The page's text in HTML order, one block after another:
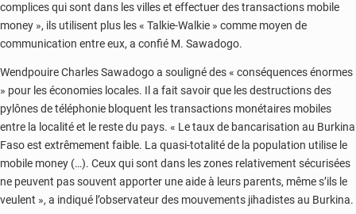
complices qui sont dans les villes et effectuer des transactions mobile
money », ils utilisent plus les « Talkie-Walkie » comme moyen de
communication entre eux, a confié M. Sawadogo.
Wendpouire Charles Sawadogo a souligné des « conséquences énormes
» pour les économies locales. Il a fait savoir que les destructions des
pylônes de téléphonie bloquent les transactions monétaires mobiles
entre la localité et le reste du pays. « Le taux de bancarisation au Burkina
Faso est extrêmement faible. La quasi-totalité de la population utilise le
mobile money (…). Ceux qui sont dans les zones relativement sécurisées
ne peuvent pas souvent apporter une aide à leurs parents, même s’ils le
veulent », a indiqué l’observateur des mouvements jihadistes au Burkina.